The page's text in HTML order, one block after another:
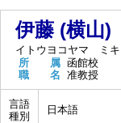
伊藤 (横山
イトウヨコヤマ ミキ
所 属 函館校
職 名 准教授
言語
種別
日本語